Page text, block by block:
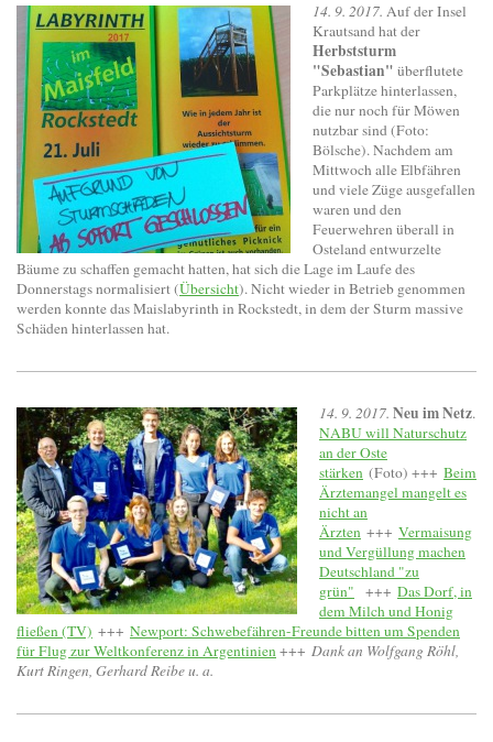
14. 9. 2017. Auf der Insel
Krautsand hat der
Herbststurm
"Sebastian" überflutete
Parkplätze hinterlassen,
die nur noch für Möwen
nutzbar sind (Foto:
Bölsche). Nachdem am
Mittwoch alle Elbfähren
und viele Züge ausgefallen
waren und den
Feuerwehren überall in
Osteland entwurzelte
Bäume zu schaffen gemacht hatten, hat sich die Lage im Laufe des
Donnerstags normalisiert (Übersicht). Nicht wieder in Betrieb genommen
werden konnte das Maislabyrinth in Rockstedt, in dem der Sturm massive
Schäden hinterlassen hat.
14. 9. 2017. Neu im Netz.
NABU will Naturschutz
an der Oste
stärken (Foto) +++ Beim
Ärztemangel mangelt es
nicht an
Ärzten +++ Vermaisung
und Vergüllung machen
Deutschland "zu
grün" +++ Das Dorf, in
dem Milch und Honig
fließen (TV) +++ Newport: Schwebefähren-Freunde bitten um Spenden
für Flug zur Weltkonferenz in Argentinien+++ Dank an Wolfgang Röhl,
Kurt Ringen, Gerhard Reibe u. a.